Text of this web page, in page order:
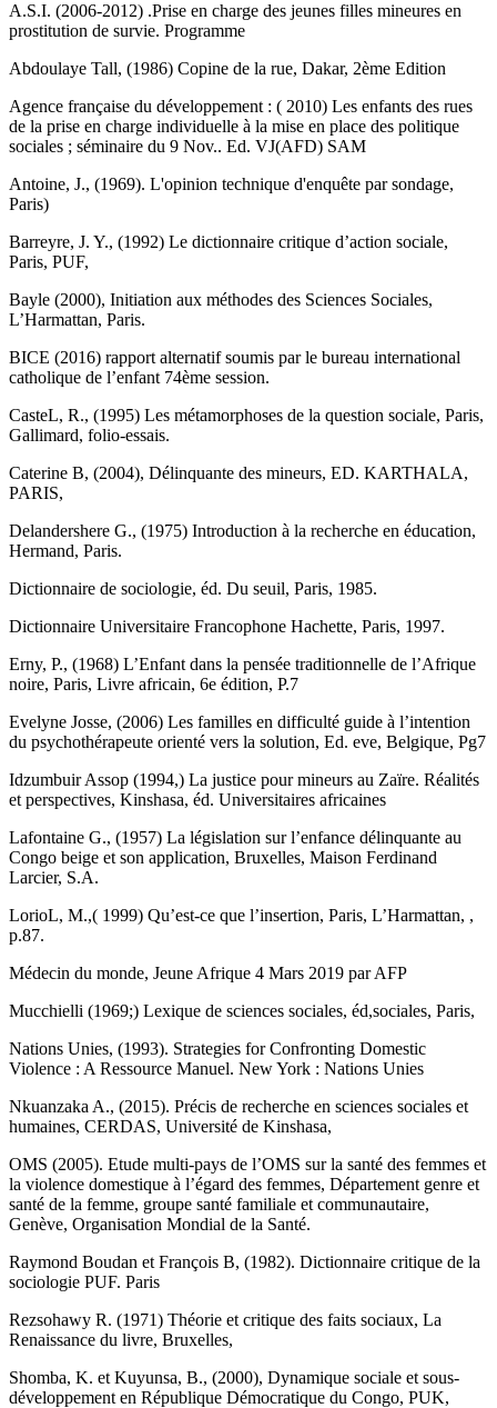
A.S.I. (2006-2012) .Prise en charge des jeunes filles mineures en
prostitution de survie. Programme
Abdoulaye Tall, (1986) Copine de la rue, Dakar, 2ème Edition
Agence française du développement : ( 2010) Les enfants des rues
de la prise en charge individuelle à la mise en place des politique
sociales ; séminaire du 9 Nov.. Ed. VJ(AFD) SAM
Antoine, J., (1969). L'opinion technique d'enquête par sondage,
Paris)
Barreyre, J. Y., (1992) Le dictionnaire critique d’action sociale,
Paris, PUF,
Bayle (2000), Initiation aux méthodes des Sciences Sociales,
L’Harmattan, Paris.
BICE (2016) rapport alternatif soumis par le bureau international
catholique de l’enfant 74ème session.
CasteL, R., (1995) Les métamorphoses de la question sociale, Paris,
Gallimard, folio-essais.
Caterine B, (2004), Délinquante des mineurs, ED. KARTHALA,
PARIS,
Delandershere G., (1975) Introduction à la recherche en éducation,
Hermand, Paris.
Dictionnaire de sociologie, éd. Du seuil, Paris, 1985.
Dictionnaire Universitaire Francophone Hachette, Paris, 1997.
Erny, P., (1968) L’Enfant dans la pensée traditionnelle de l’Afrique
noire, Paris, Livre africain, 6e édition, P.7
Evelyne Josse, (2006) Les familles en difficulté guide à l’intention
du psychothérapeute orienté vers la solution, Ed. eve, Belgique, Pg7
Idzumbuir Assop (1994,) La justice pour mineurs au Zaïre. Réalités
et perspectives, Kinshasa, éd. Universitaires africaines
Lafontaine G., (1957) La législation sur l’enfance délinquante au
Congo beige et son application, Bruxelles, Maison Ferdinand
Larcier, S.A.
LorioL, M.,( 1999) Qu’est-ce que l’insertion, Paris, L’Harmattan, ,
p.87.
Médecin du monde, Jeune Afrique 4 Mars 2019 par AFP
Mucchielli (1969;) Lexique de sciences sociales, éd,sociales, Paris,
Nations Unies, (1993). Strategies for Confronting Domestic
Violence : A Ressource Manuel. New York : Nations Unies
Nkuanzaka A., (2015). Précis de recherche en sciences sociales et
humaines, CERDAS, Université de Kinshasa,
OMS (2005). Etude multi-pays de l’OMS sur la santé des femmes et
la violence domestique à l’égard des femmes, Département genre et
santé de la femme, groupe santé familiale et communautaire,
Genève, Organisation Mondial de la Santé.
Raymond Boudan et François B, (1982). Dictionnaire critique de la
sociologie PUF. Paris
Rezsohawy R. (1971) Théorie et critique des faits sociaux, La
Renaissance du livre, Bruxelles,
Shomba, K. et Kuyunsa, B., (2000), Dynamique sociale et sous-
développement en République Démocratique du Congo, PUK,